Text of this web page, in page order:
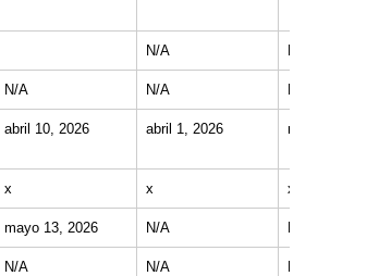
N/A
N/A N/A
abril 10, 2026 abril 1, 2026 mayo 8, 2026
x x x
mayo 13, 2026 N/A
N/A N/A